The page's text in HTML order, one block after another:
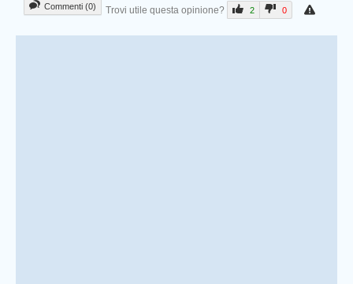
Commenti (0) Trovi utile questa opinione? 2 0